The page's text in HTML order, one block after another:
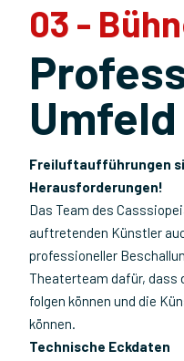
03 -
Umfeld
Freiluftaufführungen
Herausforderungen!
Das Team des
auftretenden Künstler
professioneller
Theaterteam dafür, dass
folgen können und die
können.
Technische Eckdaten